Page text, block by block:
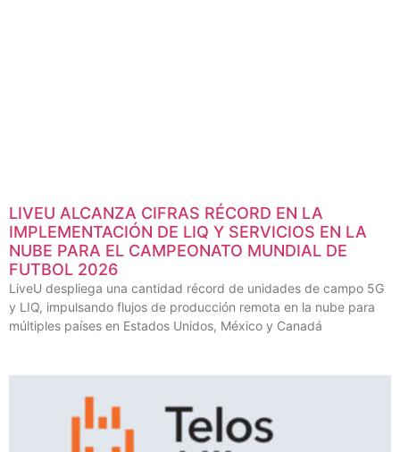
LIVEU ALCANZA CIFRAS RÉCORD EN LA
IMPLEMENTACIÓN DE LIQ Y SERVICIOS EN LA
NUBE PARA EL CAMPEONATO MUNDIAL DE
FUTBOL 2026
LiveU despliega una cantidad récord de unidades de campo 5G
y LIQ, impulsando flujos de producción remota en la nube para
múltiples países en Estados Unidos, México y Canadá